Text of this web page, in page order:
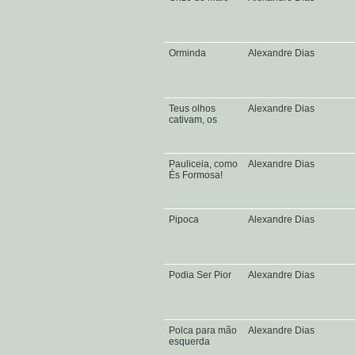
Orminda Alexandre Dias
Teus olhos
cativam, os
Alexandre Dias
Pauliceia, como
És Formosa!
Alexandre Dias
Pipoca Alexandre Dias
Podia Ser Pior Alexandre Dias
Polca para mão
esquerda
Alexandre Dias